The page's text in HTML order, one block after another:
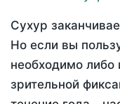
Сухур
Но если вы
необходимо либо
зрительной